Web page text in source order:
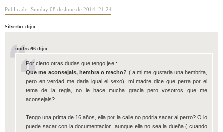
Publicado: Sunday 08 de June de 2014, 21:24
Silverfox dijo:
nndrea96 dijo:
Por cierto otras dudas que tengo jeje :
Que me aconsejais, hembra o macho? ( a mi me gustaria una hembrita,
pero en verdad me daria igual el sexo), mi madre dice que perra por el
tema de la regla, no le hace mucha gracia pero vosotros que me
aconsejais?
Tengo una prima de 16 años, ella por la calle no podria sacar al perro? O lo
puede sacar con la documentacion, aunque ella no sea la dueña ( cuando